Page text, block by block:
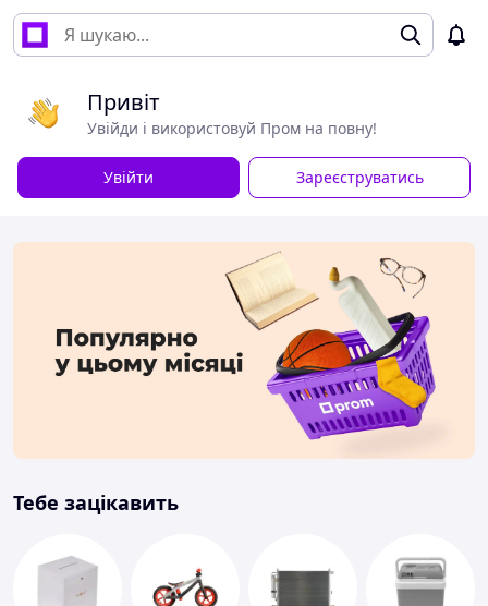
Привіт
Увійди і використовуй Пром на повну!
Увійти Зареєструватись
Тебе зацікавить